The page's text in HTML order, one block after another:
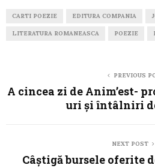
CARTI POEZIE EDITURA COMPANIA
LITERATURA ROMANEASCA POEZIE
PREVIOUS
A cincea zi de Anim’est-
uri şi întâlniri
NEXT POST
Câştigă bursele oferite